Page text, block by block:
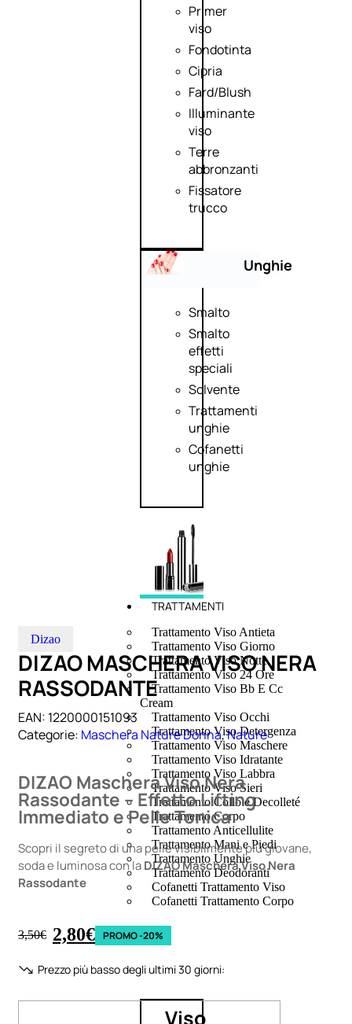
Primer
viso
Fondotinta
Cipria
Fard/Blush
Illuminante
viso
Terre
abbronzanti
Fissatore
trucco
Unghie
Smalto
Smalto
effetti
speciali
Solvente
Trattamenti
unghie
Cofanetti
unghie
TRATTAMENTI
Trattamento Viso Antieta
Trattamento Viso Giorno
Trattamento Viso Notte
Trattamento Viso 24 Ore
Trattamento Viso Bb E Cc
Cream
Trattamento Viso Occhi
Trattamento Viso Detergenza
Trattamento Viso Maschere
Trattamento Viso Idratante
Trattamento Viso Labbra
Trattamento Viso Sieri
Trattamento Collo e Decolleté
Trattamento Corpo
Trattamento Anticellulite
Trattamento Mani e Piedi
Trattamento Unghie
Trattamento Deodoranti
Cofanetti Trattamento Viso
Cofanetti Trattamento Corpo
Viso
Dizao
DIZAO MASCHERA VISO NERA
RASSODANTE
EAN: 1220000151093
Categorie: Maschera Nature Donna,Nature
DIZAO Maschera Viso Nera
Rassodante – Effetto Lifting
Immediato e Pelle Tonica
Scopri il segreto di una pelle visibilmente più giovane,
soda e luminosa con laDIZAO Maschera Viso Nera
Rassodante
3,50€ 2,80€ PROMO -20%
Prezzo più basso degli ultimi 30 giorni: